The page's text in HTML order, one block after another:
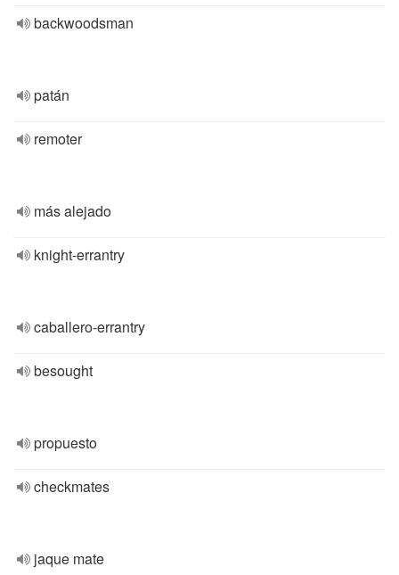
backwoodsman
patán
remoter
más alejado
knight-errantry
caballero-errantry
besought
propuesto
checkmates
jaque mate